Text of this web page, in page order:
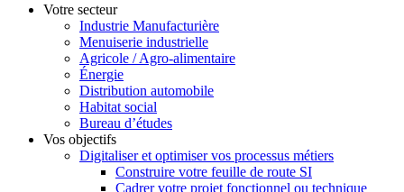
Votre secteur
Industrie Manufacturière
Menuiserie industrielle
Agricole / Agro-alimentaire
Énergie
Distribution automobile
Habitat social
Bureau d’études
Vos objectifs
Digitaliser et optimiser vos processus métiers
Construire votre feuille de route SI
Cadrer votre projet fonctionnel ou technique